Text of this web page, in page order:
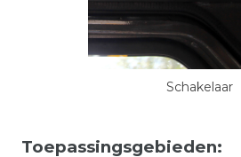
Schakelaar
Toepassingsgebieden: